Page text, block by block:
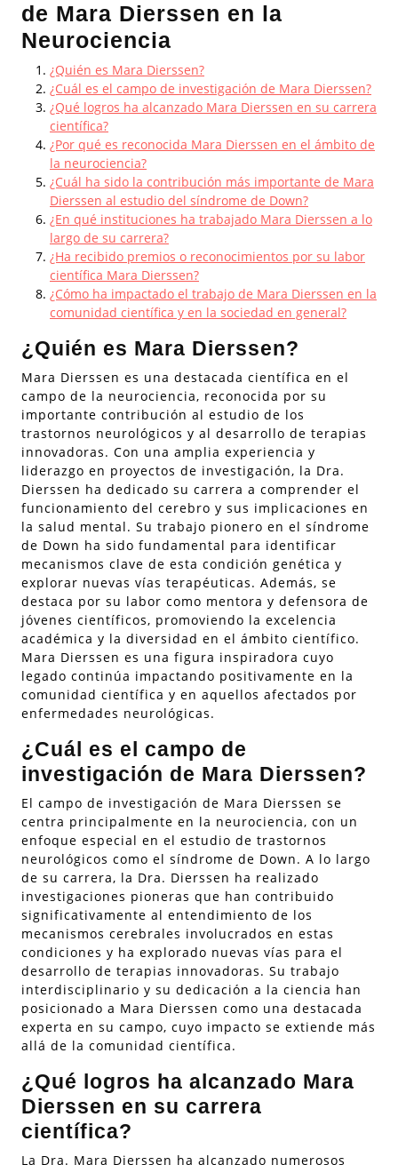
de Mara Dierssen en la
Neurociencia
¿Quién es Mara Dierssen?
¿Cuál es el campo de investigación de Mara Dierssen?
¿Qué logros ha alcanzado Mara Dierssen en su carrera
científica?
¿Por qué es reconocida Mara Dierssen en el ámbito de
la neurociencia?
¿Cuál ha sido la contribución más importante de Mara
Dierssen al estudio del síndrome de Down?
¿En qué instituciones ha trabajado Mara Dierssen a lo
largo de su carrera?
¿Ha recibido premios o reconocimientos por su labor
científica Mara Dierssen?
¿Cómo ha impactado el trabajo de Mara Dierssen en la
comunidad científica y en la sociedad en general?
¿Quién es Mara Dierssen?
Mara Dierssen es una destacada científica en el
campo de la neurociencia, reconocida por su
importante contribución al estudio de los
trastornos neurológicos y al desarrollo de terapias
innovadoras. Con una amplia experiencia y
liderazgo en proyectos de investigación, la Dra.
Dierssen ha dedicado su carrera a comprender el
funcionamiento del cerebro y sus implicaciones en
la salud mental. Su trabajo pionero en el síndrome
de Down ha sido fundamental para identificar
mecanismos clave de esta condición genética y
explorar nuevas vías terapéuticas. Además, se
destaca por su labor como mentora y defensora de
jóvenes científicos, promoviendo la excelencia
académica y la diversidad en el ámbito científico.
Mara Dierssen es una figura inspiradora cuyo
legado continúa impactando positivamente en la
comunidad científica y en aquellos afectados por
enfermedades neurológicas.
¿Cuál es el campo de
investigación de Mara Dierssen?
El campo de investigación de Mara Dierssen se
centra principalmente en la neurociencia, con un
enfoque especial en el estudio de trastornos
neurológicos como el síndrome de Down. A lo largo
de su carrera, la Dra. Dierssen ha realizado
investigaciones pioneras que han contribuido
significativamente al entendimiento de los
mecanismos cerebrales involucrados en estas
condiciones y ha explorado nuevas vías para el
desarrollo de terapias innovadoras. Su trabajo
interdisciplinario y su dedicación a la ciencia han
posicionado a Mara Dierssen como una destacada
experta en su campo, cuyo impacto se extiende más
allá de la comunidad científica.
¿Qué logros ha alcanzado Mara
Dierssen en su carrera
científica?
La Dra. Mara Dierssen ha alcanzado numerosos